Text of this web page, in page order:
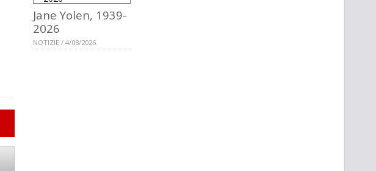
Jane Yolen, 1939-
2026
NOTIZIE / 4/08/2026